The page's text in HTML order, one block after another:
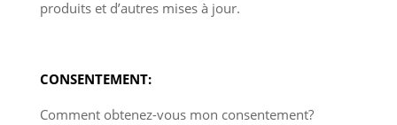
produits et d’autres mises à jour.
CONSENTEMENT:
Comment obtenez-vous mon consentement?